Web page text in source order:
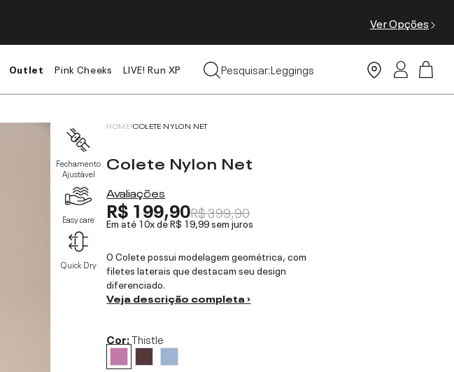
Ver Opções
Outlet Pink Cheeks LIVE! Run XP
Pesquisar:
Tops
Leggings
Fechamento
Ajustável
Easy care
Quick Dry
HOME COLETE NYLON NET
Colete Nylon Net
Avaliações
R$ 199,90R$ 399,90
Em até 10x deR$ 19,99sem juros
O Colete possui modelagem geométrica, com
filetes laterais que destacam seu design
diferenciado.
Veja descrição completa ›
Cor:Thistle